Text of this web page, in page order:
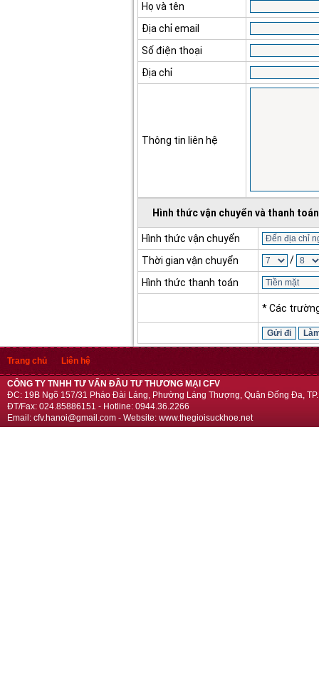
Họ và tên
Địa chỉ email
Số điện thoại
Địa chỉ
Thông tin liên hệ
Hình thức vận chuyển và thanh toán
Hình thức vận chuyển
Thời gian vận chuyển
/
Hình thức thanh toán
* Các
Trang chủ Liên hệ
CÔNG TY TNHH TƯ VẤN ĐẦU TƯ THƯƠNG MẠI CFV
ĐC: 19B Ngõ 157/31 Pháo Đài Láng, Phường Láng Thượng, Quận Đống Đa,
ĐT/Fax: 024.85886151 - Hotline: 0944.36.2266
Email: cfv.hanoi@gmail.com - Website: www.thegioisuckhoe.net